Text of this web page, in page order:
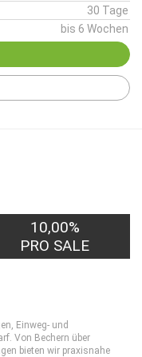
30 Tage
bis 6 Wochen
10,00%
PRO SALE
Einweg- und
Von Bechern über
bieten wir praxisnahe